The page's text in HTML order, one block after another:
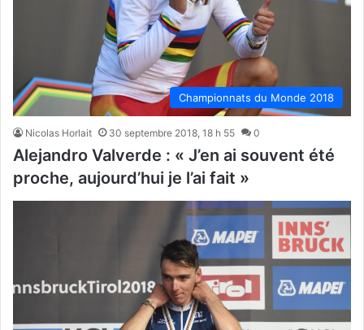
Championnats du Monde 2018
Nicolas Horlait 30 septembre 2018, 18 h 55 0
Alejandro Valverde : « J’en ai souvent été
proche, aujourd’hui je l’ai fait »